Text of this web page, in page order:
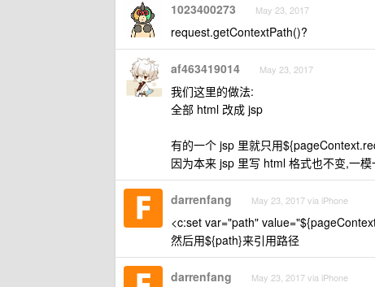
1023400273 May 23, 2017
request.getContextPath()?
af463419014 May 23, 2017
我们这里的做法:
全部 html 改成 jsp
有的一个 jsp 里就只用
因为本来 jsp 里写 html 格式也不变,一模
darrenfang May 23, 2017 via iPhone
<c:set var="path"
然后用${path}来引用路径
darrenfang May 23, 2017 via iPhone